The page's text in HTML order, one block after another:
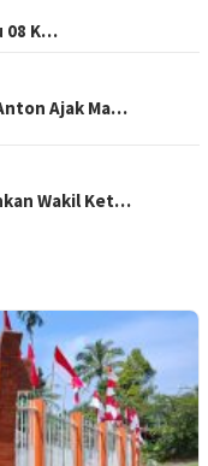
08 K…
Ajak Ma…
Wakil Ket…